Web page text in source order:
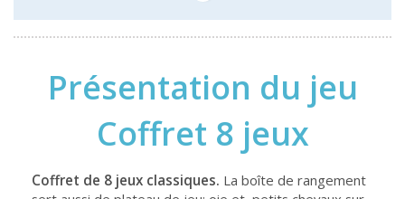
Présentation du jeu
Coffret 8 jeux
Coffret de 8 jeux classiques. La boîte de rangement